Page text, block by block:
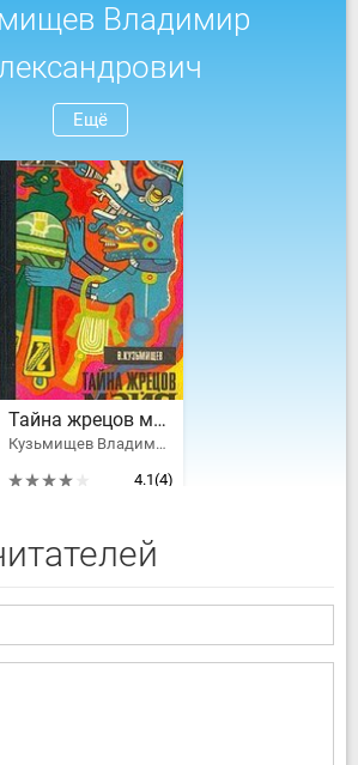
Владимир
Ещё
Тайна жрецов майя
Кузьмищев Владимир Александрович
4.1(4)